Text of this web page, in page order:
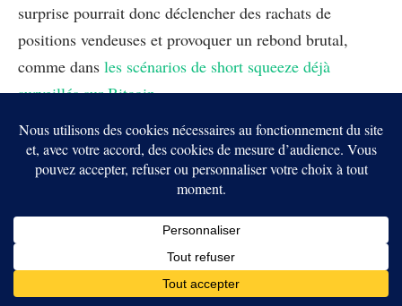
surprise pourrait donc déclencher des rachats de
positions vendeuses et provoquer un rebond brutal,
comme dans les scénarios de short squeeze déjà
surveillés sur Bitcoin.
Les cinq précédentes baisses ne condamnent pas le
Bitcoin à répéter le même scénario. Elles montrent
surtout que la période ouverte en octobre reste fragile.
Mercredi, le marché ne jugera pas seulement la
décision sur les taux. Il évaluera surtout la direction que
Kevin Warsh souhaite donner à la politique monétaire